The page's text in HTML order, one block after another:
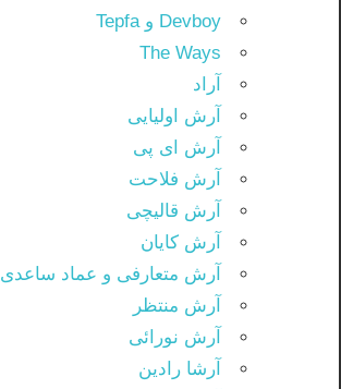
Devboy و Tepfa
The Ways
آراد
آرش اولیایی
آرش ای پی
آرش فلاحت
آرش قالیچی
آرش کایان
آرش متعارفی و عماد ساعدی
آرش منتظر
آرش نورائی
آرشا رادین